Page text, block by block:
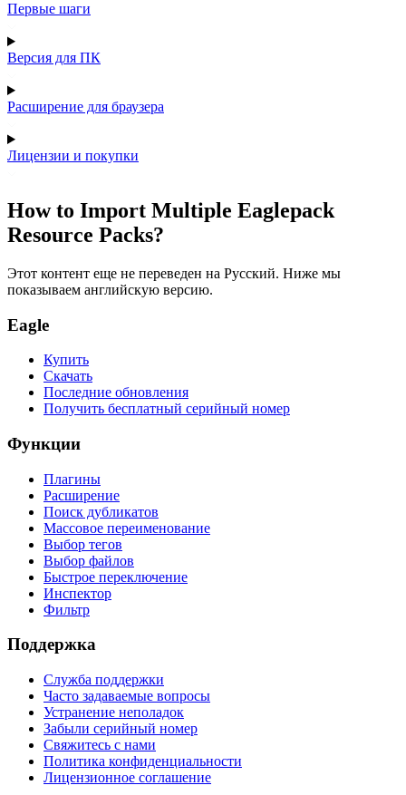
Первые шаги
Версия для ПК
Расширение для браузера
Лицензии и покупки
How to Import Multiple Eaglepack
Resource Packs?
Этот контент еще не переведен на Русский. Ниже мы
показываем английскую версию.
Eagle
Купить
Скачать
Последние обновления
Получить бесплатный серийный номер
Функции
Плагины
Расширение
Поиск дубликатов
Массовое переименование
Выбор тегов
Выбор файлов
Быстрое переключение
Инспектор
Фильтр
Поддержка
Служба поддержки
Часто задаваемые вопросы
Устранение неполадок
Забыли серийный номер
Свяжитесь с нами
Политика конфиденциальности
Лицензионное соглашение